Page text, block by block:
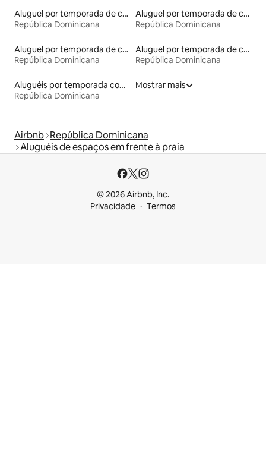
Aluguel por temporada de casas de hóspedes
República Dominicana
Aluguel por temporada de contêineres
República Dominicana
Aluguel por temporada de casas arredondadas
República Dominicana
Aluguel por temporada de casas de veraneio
República Dominicana
Aluguéis por temporada com sauna
República Dominicana
Mostrar mais
Airbnb República Dominicana
Aluguéis de espaços em frente à praia
© 2026 Airbnb, Inc.
Privacidade
Termos